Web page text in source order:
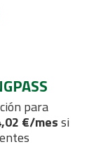
para
€/messi